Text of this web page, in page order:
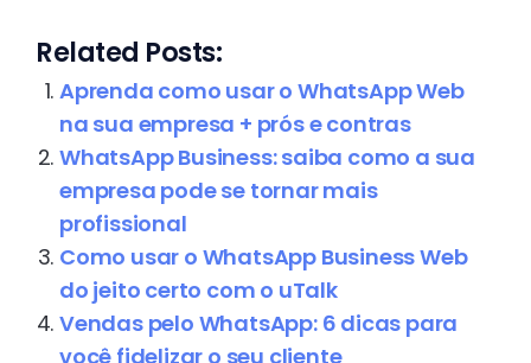
Related Posts:
Aprenda como usar o WhatsApp Web
na sua empresa + prós e contras
WhatsApp Business: saiba como a sua
empresa pode se tornar mais
profissional
Como usar o WhatsApp Business Web
do jeito certo com o uTalk
Vendas pelo WhatsApp: 6 dicas para
você fidelizar o seu cliente